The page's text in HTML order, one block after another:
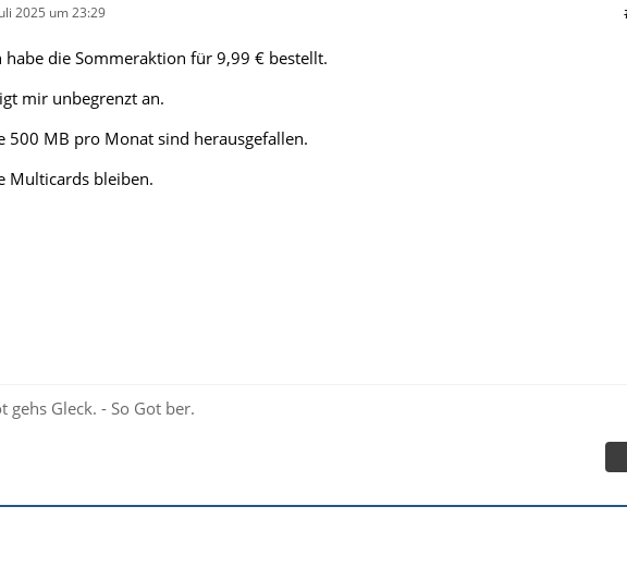
2025 um 23:29
habe die Sommeraktion für 9,99 € bestellt.
mir unbegrenzt an.
500 MB pro Monat sind herausgefallen.
Multicards bleiben.
gehs Gleck. - So Got ber.